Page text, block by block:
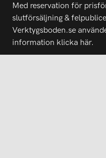
Med reservation för
slutförsäljning &
Verktygsboden.se
information klicka här.